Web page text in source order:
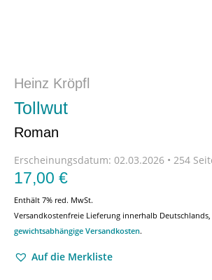
Heinz Kröpfl
Tollwut
Roman
Erscheinungsdatum: 02.03.2026 • 254
17,00 €
Enthält 7% red. MwSt.
Versandkostenfreie Lieferung innerhalb
gewichtsabhängige Versandkosten.
Auf die Merkliste